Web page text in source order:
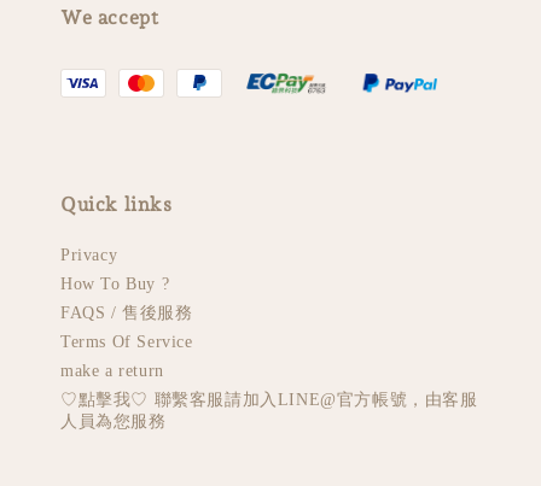
We accept
Quick links
Privacy
How To Buy ?
FAQS / 售後服務
Terms Of Service
make a return
♡︎點擊我♡︎ 聯繫客服請加入LINE@官方帳號，由客服
人員為您服務